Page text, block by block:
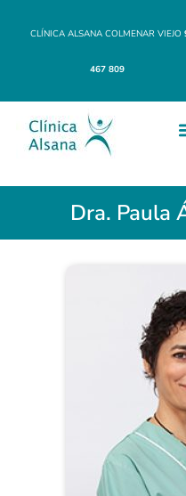
CLÍNICA ALSANA COLMENAR VIEJO
467 809
Dra. Paula